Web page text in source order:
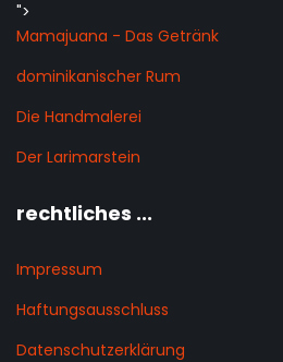
">
Mamajuana - Das Getränk
dominikanischer Rum
Die Handmalerei
Der Larimarstein
rechtliches ...
Impressum
Haftungsausschluss
Datenschutzerklärung